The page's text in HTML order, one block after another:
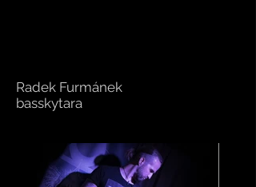
Radek Furmánek
basskytara